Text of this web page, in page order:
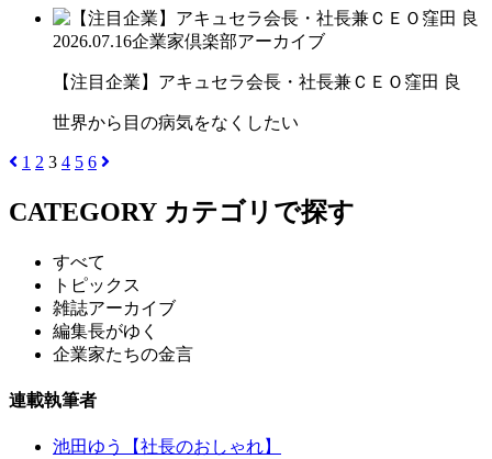
2026.07.16企業家倶楽部アーカイブ
【注目企業】アキュセラ会長・社長兼ＣＥＯ窪田 良
世界から目の病気をなくしたい
1 2 3 4 5 6
CATEGORY カテゴリで探す
すべて
トピックス
雑誌アーカイブ
編集長がゆく
企業家たちの金言
連載執筆者
池田ゆう【社長のおしゃれ】